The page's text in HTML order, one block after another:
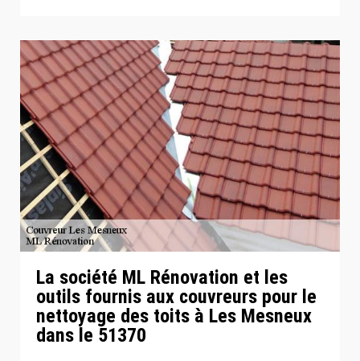
La société ML Rénovation et les
outils fournis aux couvreurs pour le
nettoyage des toits à Les Mesneux
dans le 51370